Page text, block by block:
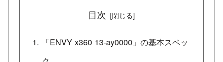
目次
「ENVY x360 13-ay0000」の基本スペッ